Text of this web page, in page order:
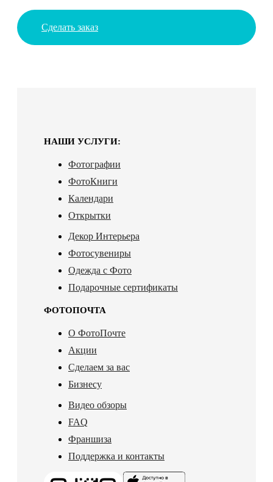
Сделать заказ
НАШИ УСЛУГИ:
Фотографии
ФотоКниги
Календари
Открытки
Декор Интерьера
Фотосувениры
Одежда с Фото
Подарочные сертификаты
ФОТОПОЧТА
О ФотоПочте
Акции
Сделаем за вас
Бизнесу
Видео обзоры
FAQ
Франшиза
Поддержка и контакты